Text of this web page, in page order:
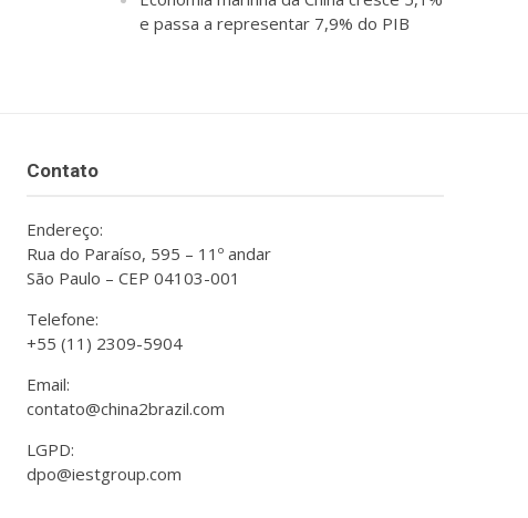
e passa a representar 7,9% do PIB
Contato
Endereço:
Rua do Paraíso, 595 – 11º andar
São Paulo – CEP 04103-001
Telefone:
+55 (11) 2309-5904
Email:
contato@china2brazil.com
LGPD:
dpo@iestgroup.com